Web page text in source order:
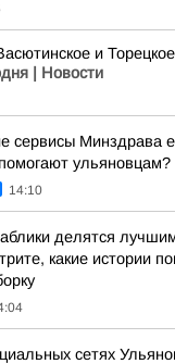
и
| Новости
сервисы Минздрава
ульяновцам?
14:10
делятся
какие истории
сетях